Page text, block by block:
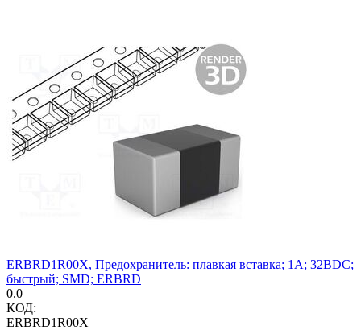
ERBRD1R00X, Предохранитель: плавкая вставка; 1А; 32ВDC;
быстрый; SMD; ERBRD
0.0
КОД:
ERBRD1R00X